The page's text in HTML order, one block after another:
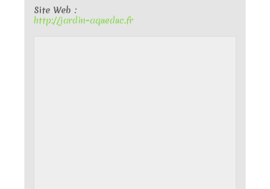
Site Web :
http://jardin-aqueduc.fr